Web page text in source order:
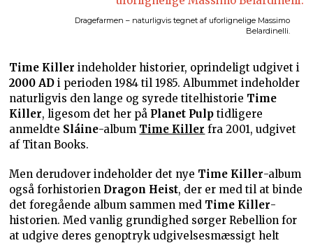
Dragefarmen – naturligvis tegnet af uforlignelige Massimo
Belardinelli.
Time Killer indeholder historier, oprindeligt udgivet i
2000 AD i perioden 1984 til 1985. Albummet indeholder
naturligvis den lange og syrede titelhistorie Time
Killer, ligesom det her på Planet Pulp tidligere
anmeldte Sláine-album Time Killer fra 2001, udgivet
af Titan Books.
Men derudover indeholder det nye Time Killer-album
også forhistorien Dragon Heist, der er med til at binde
det foregående album sammen med Time Killer-
historien. Med vanlig grundighed sørger Rebellion for
at udgive deres genoptryk udgivelsesmæssigt helt